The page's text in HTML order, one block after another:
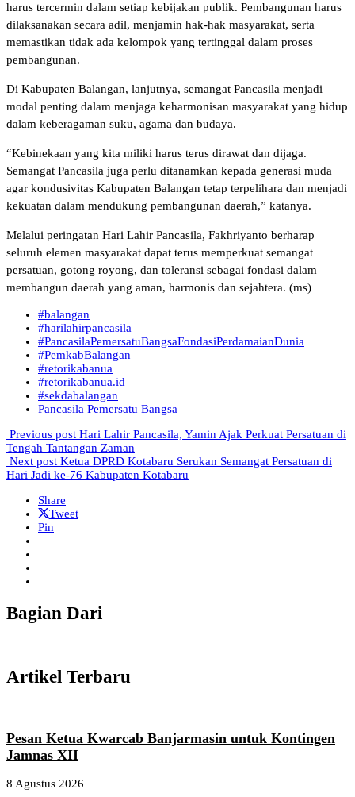
harus tercermin dalam setiap kebijakan publik. Pembangunan harus
dilaksanakan secara adil, menjamin hak-hak masyarakat, serta
memastikan tidak ada kelompok yang tertinggal dalam proses
pembangunan.
Di Kabupaten Balangan, lanjutnya, semangat Pancasila menjadi
modal penting dalam menjaga keharmonisan masyarakat yang hidup
dalam keberagaman suku, agama dan budaya.
“Kebinekaan yang kita miliki harus terus dirawat dan dijaga.
Semangat Pancasila juga perlu ditanamkan kepada generasi muda
agar kondusivitas Kabupaten Balangan tetap terpelihara dan menjadi
kekuatan dalam mendukung pembangunan daerah,” katanya.
Melalui peringatan Hari Lahir Pancasila, Fakhriyanto berharap
seluruh elemen masyarakat dapat terus memperkuat semangat
persatuan, gotong royong, dan toleransi sebagai fondasi dalam
membangun daerah yang aman, harmonis dan sejahtera. (ms)
#balangan
#harilahirpancasila
#PancasilaPemersatuBangsaFondasiPerdamaianDunia
#PemkabBalangan
#retorikabanua
#retorikabanua.id
#sekdabalangan
Pancasila Pemersatu Bangsa
Previous post Hari Lahir Pancasila, Yamin Ajak Perkuat Persatuan di
Tengah Tantangan Zaman
Next post Ketua DPRD Kotabaru Serukan Semangat Persatuan di
Hari Jadi ke-76 Kabupaten Kotabaru
Share
Tweet
Pin
Bagian Dari
Artikel Terbaru
Pesan Ketua Kwarcab Banjarmasin untuk Kontingen
Jamnas XII
8 Agustus 2026